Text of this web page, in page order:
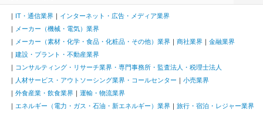
IT・通信業界
インターネット・広告・メディア業界
メーカー（機械・電気）業界
メーカー（素材・化学・食品・化粧品・その他）業界
商社業界
金融業界
建設・プラント・不動産業界
コンサルティング・リサーチ業界・専門事務所・監査法人・税理士法人
人材サービス・アウトソーシング業界・コールセンター
小売業界
外食産業・飲食業界
運輸・物流業界
エネルギー（電力・ガス・石油・新エネルギー）業界
旅行・宿泊・レジャー業界